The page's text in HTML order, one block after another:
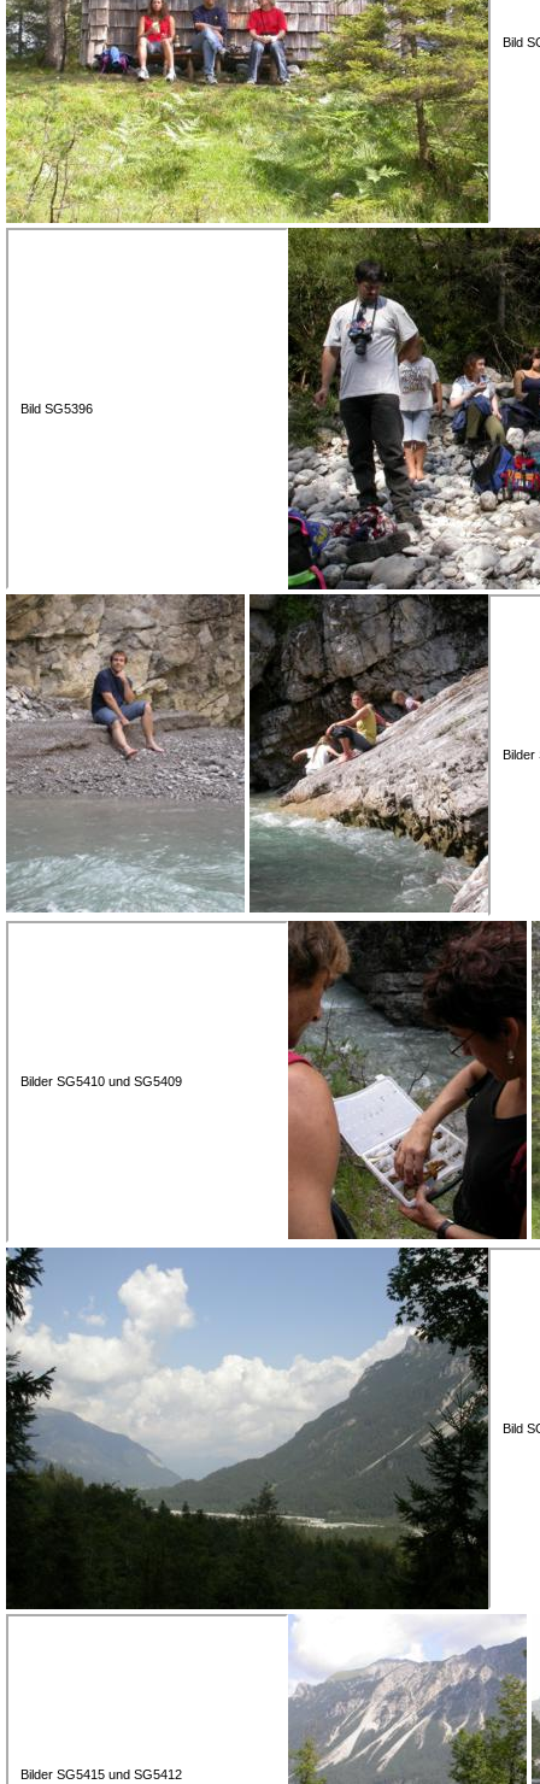
Bild
Bild SG5396
Bilder SG5410 und SG5409
Bild
Bilder SG5415 und SG5412